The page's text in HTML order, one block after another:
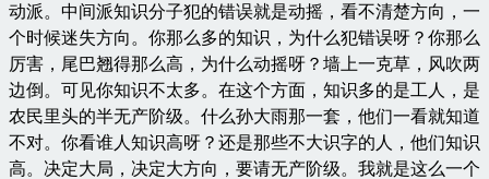
动派。中间派知识分子犯的错误就是动摇，看不清楚方向，一
个时候迷失方向。你那么多的知识，为什么犯错误呀？你那么
厉害，尾巴翘得那么高，为什么动摇呀？墙上一克草，风吹两
边倒。可见你知识不太多。在这个方面，知识多的是工人，是
农民里头的半无产阶级。什么孙大雨那一套，他们一看就知道
不对。你看谁人知识高呀？还是那些不大识字的人，他们知识
高。决定大局，决定大方向，要请无产阶级。我就是这么一个